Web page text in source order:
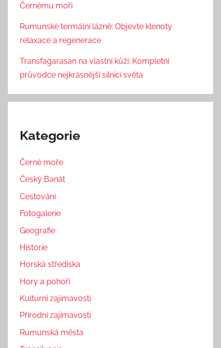
Černému moři
Rumunské termální lázně: Objevte klenoty
relaxace a regenerace
Transfagarasan na vlastní kůži: Kompletní
průvodce nejkrásnější silnicí světa
Kategorie
Černé moře
Český Banát
Cestování
Fotogalerie
Geografie
Historie
Horská střediska
Hory a pohoří
Kulturní zajímavosti
Přírodní zajímavosti
Rumunská města